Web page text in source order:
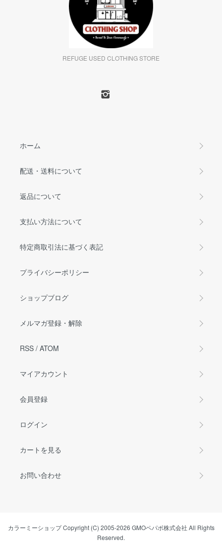
REFUGE USED CLOTHING STORE
ホーム
配送・送料について
返品について
支払い方法について
特定商取引法に基づく表記
プライバシーポリシー
ショップブログ
メルマガ登録・解除
RSS / ATOM
マイアカウント
会員登録
ログイン
カートを見る
お問い合わせ
カラーミーショップCopyright (C) 2005-2026 GMOペパボ株式会社 All Rights
Reserved.